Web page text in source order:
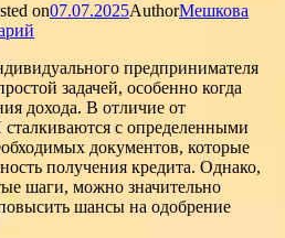
on07.07.2025AuthorМешкова
предпринимателя
задачей, особенно когда
дохода. В отличие от
с определенными
документов, которые
получения кредита. Однако,
шаги, можно значительно
шансы на одобрение